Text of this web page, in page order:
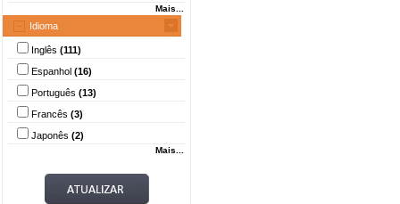
Mais...
Idioma
Inglês (111)
Espanhol (16)
Português (13)
Francês (3)
Japonês (2)
Mais...